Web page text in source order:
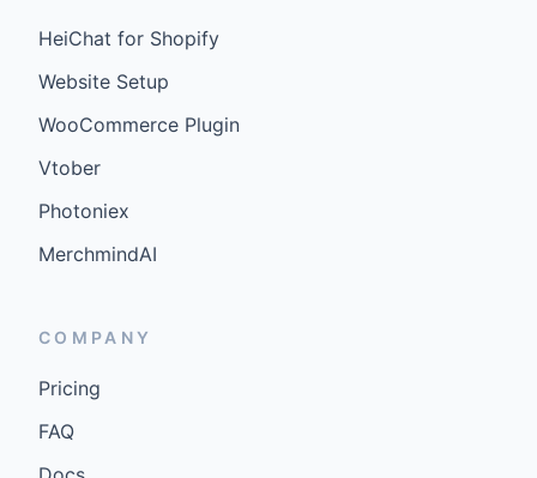
HeiChat for Shopify
Website Setup
WooCommerce Plugin
Vtober
Photoniex
MerchmindAI
COMPANY
Pricing
FAQ